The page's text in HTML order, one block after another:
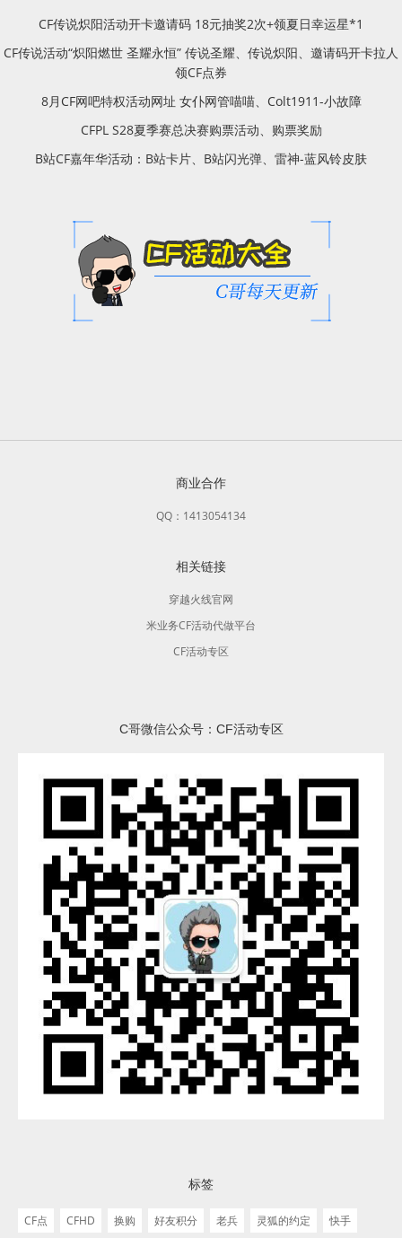
CF传说炽阳活动开卡邀请码 18元抽奖2次+领夏日幸运星*1
CF传说活动“炽阳燃世 圣耀永恒” 传说圣耀、传说炽阳、邀请码开卡拉人
领CF点券
8月CF网吧特权活动网址 女仆网管喵喵、Colt1911-小故障
CFPL S28夏季赛总决赛购票活动、购票奖励
B站CF嘉年华活动：B站卡片、B站闪光弹、雷神-蓝风铃皮肤
商业合作
QQ：1413054134
相关链接
穿越火线官网
米业务CF活动代做平台
CF活动专区
C哥微信公众号：CF活动专区
标签
CF点 CFHD 换购 好友积分 老兵 灵狐的约定 快手